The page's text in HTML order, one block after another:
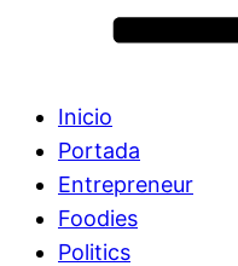
Inicio
Portada
Entrepreneur
Foodies
Politics